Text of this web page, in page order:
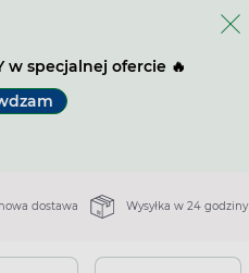
w specjalnej ofercie 🔥
dostawa Wysyłka w 24 godziny